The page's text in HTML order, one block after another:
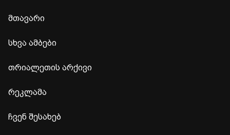
მთავარი
სხვა ამბები
თრიალეთის არქივი
რეკლამა
ჩვენ შესახებ